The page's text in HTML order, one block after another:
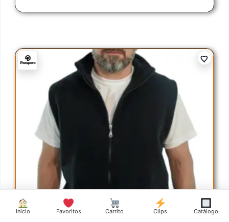
Inicio Favoritos Carrito Clips Catálogo